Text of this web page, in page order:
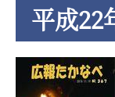
平成22